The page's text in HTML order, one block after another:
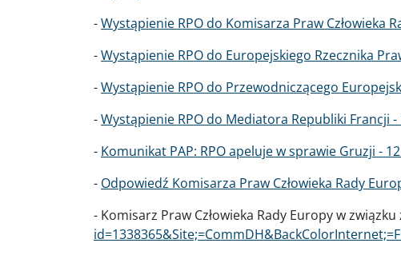
-Wystąpienie RPO do Komisarza Praw Człowieka
-Wystąpienie RPO do Europejskiego Rzecznika
-Wystąpienie RPO do Przewodniczącego
-Wystąpienie RPO do Mediatora Republiki Francji
- Komunikat PAP: RPO apeluje w sprawie Gruzji -
- Odpowiedź Komisarza Praw Człowieka Rady
- Komisarz Praw Człowieka Rady Europy w